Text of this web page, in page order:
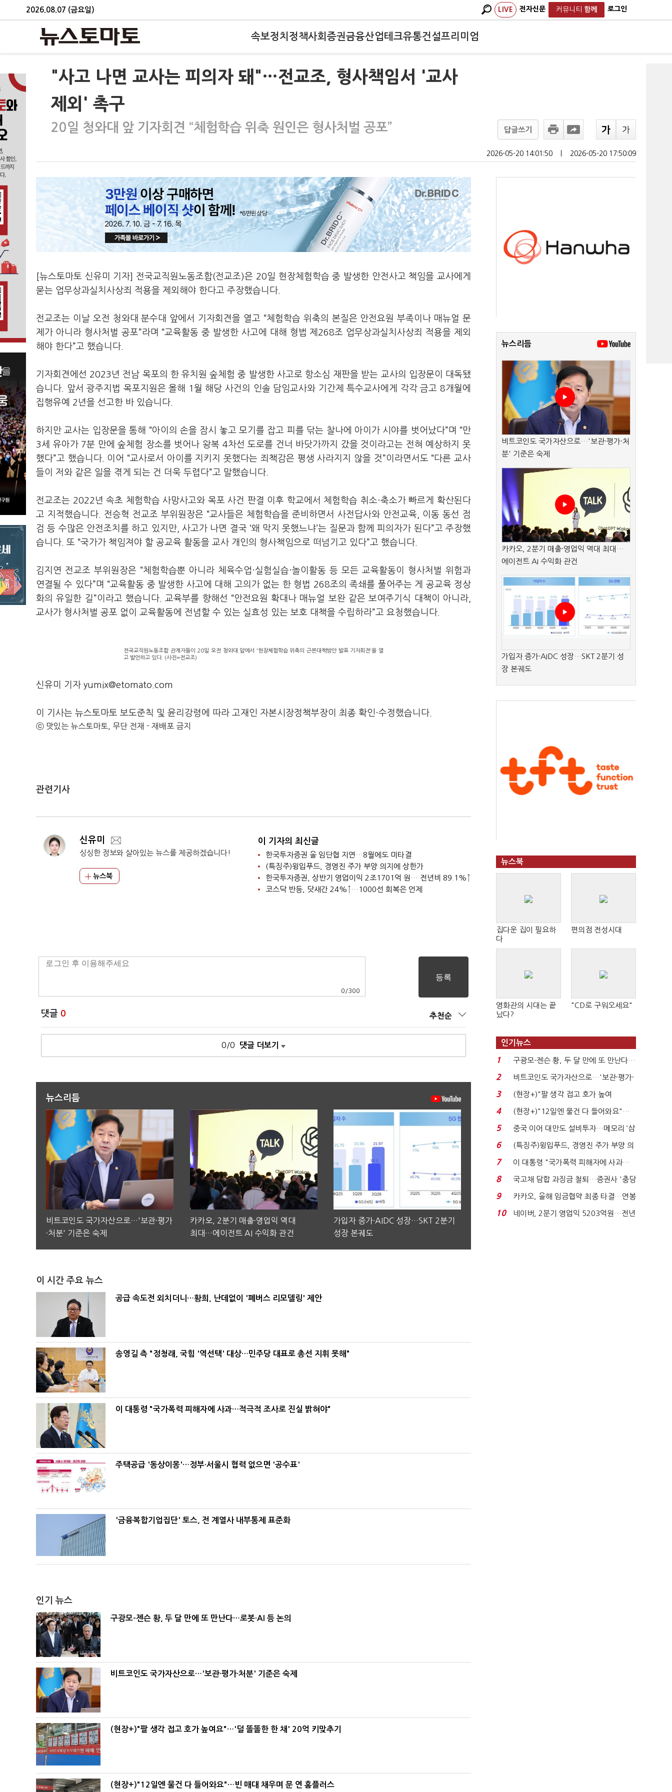
2026.08.07 (금요일) LIVE 전자신문 커뮤니티 함께 로그인
속보정치 정책사회 증권금융산업테크유통건설프리미엄
"사고 나면 교사는 피의자 돼"…전교조, 형사책임서 '교사
제외' 촉구
20일 청와대 앞 기자회견 “체험학습 위축 원인은 형사처벌 공포” 답글쓰기
2026-05-20 14:01:50 2026-05-20 17:50:09
[뉴스토마토 신유미 기자] 전국교직원노동조합(전교조)은 20일 현장체험학습 중 발생한 안전사고 책임을 교사에게
묻는 업무상과실치사상죄 적용을 제외해야 한다고 주장했습니다.
전교조는 이날 오전 청와대 분수대 앞에서 기자회견을 열고 “체험학습 위축의 본질은 안전요원 부족이나 매뉴얼 문
제가 아니라 형사처벌 공포”라며 “교육활동 중 발생한 사고에 대해 형법 제268조 업무상과실치사상죄 적용을 제외
해야 한다”고 했습니다.
기자회견에선 2023년 전남 목포의 한 유치원 숲체험 중 발생한 사고로 항소심 재판을 받는 교사의 입장문이 대독됐
습니다. 앞서 광주지법 목포지원은 올해 1월 해당 사건의 인솔 담임교사와 기간제 특수교사에게 각각 금고 8개월에
집행유예 2년을 선고한 바 있습니다.
하지만 교사는 입장문을 통해 “아이의 손을 잠시 놓고 모기를 잡고 피를 닦는 찰나에 아이가 시야를 벗어났다”며 “만
3세 유아가 7분 만에 숲체험 장소를 벗어나 왕복 4차선 도로를 건너 바닷가까지 갔을 것이라고는 전혀 예상하지 못
했다”고 했습니다. 이어 “교사로서 아이를 지키지 못했다는 죄책감은 평생 사라지지 않을 것”이라면서도 “다른 교사
들이 저와 같은 일을 겪게 되는 건 더욱 두렵다”고 말했습니다.
전교조는 2022년 속초 체험학습 사망사고와 목포 사건 판결 이후 학교에서 체험학습 취소·축소가 빠르게 확산된다
고 지적했습니다. 전승혁 전교조 부위원장은 “교사들은 체험학습을 준비하면서 사전답사와 안전교육, 이동 동선 점
검 등 수많은 안전조치를 하고 있지만, 사고가 나면 결국 ‘왜 막지 못했느냐’는 질문과 함께 피의자가 된다”고 주장했
습니다. 또 “국가가 책임져야 할 공교육 활동을 교사 개인의 형사책임으로 떠넘기고 있다”고 했습니다.
김지연 전교조 부위원장은 “체험학습뿐 아니라 체육수업·실험실습·놀이활동 등 모든 교육활동이 형사처벌 위험과
연결될 수 있다”며 “교육활동 중 발생한 사고에 대해 고의가 없는 한 형법 268조의 족쇄를 풀어주는 게 공교육 정상
화의 유일한 길”이라고 했습니다. 교육부를 향해선 “안전요원 확대나 매뉴얼 보완 같은 보여주기식 대책이 아니라,
교사가 형사처벌 공포 없이 교육활동에 전념할 수 있는 실효성 있는 보호 대책을 수립하라”고 요청했습니다.
전국교직원노동조합 관계자들이 20일 오전 청와대 앞에서 '현장체험학습 위축의 근본대책방안 발표 기자회견'을 열
고 발언하고 있다. (사진=전교조)
신유미 기자 yumix@etomato.com
이 기사는 뉴스토마토 보도준칙 및 윤리강령에 따라 고재인 자본시장정책부장이 최종 확인·수정했습니다.
ⓒ 맛있는 뉴스토마토, 무단 전재 - 재배포 금지
관련기사
신유미
싱싱한 정보와 살아있는 뉴스를 제공하겠습니다!
뉴스북
이 기자의 최신글
한국투자증권 올 임단협 지연…8월에도 미타결
(특징주)윙입푸드, 경영진 주가 부양 의지에 상한가
한국투자증권, 상반기 영업이익 2조1701억 원… 전년비 89.1%↑
코스닥 반등, 닷새간 24%↑…1000선 회복은 언제
0 /300
댓글 0 추천순
0/0 댓글 더보기
뉴스리듬
비트코인도 국가자산으로…'보관·평가
·처분' 기준은 숙제
카카오, 2분기 매출·영업익 역대
최대…에이전트 AI 수익화 관건
가입자 증가·AIDC 성장…SKT 2분기
성장 본궤도
이 시간 주요 뉴스
공급 속도전 외치더니…황희, 난데없이 '폐버스 리모델링' 제안
송영길 측 "정청래, 국힘 '역선택' 대상…민주당 대표로 총선 지휘 못해"
이 대통령 "국가폭력 피해자에 사과…적극적 조사로 진실 밝혀야"
주택공급 '동상이몽'…정부·서울시 협력 없으면 '공수표'
'금융복합기업집단' 토스, 전 계열사 내부통제 표준화
인기 뉴스
구광모-젠슨 황, 두 달 만에 또 만난다…로봇·AI 등 논의
비트코인도 국가자산으로…'보관·평가·처분' 기준은 숙제
(현장+)"팔 생각 접고 호가 높여요"…'덜 똘똘한 한 채' 20억 키맞추기
(현장+)"12일엔 물건 다 들어와요"…빈 매대 채우며 문 연 홈플러스
뉴스리듬
비트코인도 국가자산으로…'보관·평가·처
분' 기준은 숙제
카카오, 2분기 매출·영업익 역대 최대…
에이전트 AI 수익화 관건
가입자 증가·AIDC 성장…SKT 2분기 성
장 본궤도
뉴스북
집다운 집이 필요하
다
편의점 전성시대
영화관의 시대는 끝
났다?
"CD로 구워오세요"
인기뉴스
1
구광모-젠슨 황, 두 달 만에 또 만난다…
로봇·AI 등 논...
2
비트코인도 국가자산으로…'보관·평가·
처분' 기준은 ...
3
(현장+)"팔 생각 접고 호가 높여
요"…'덜 똘똘한 한 채' 20...
4
(현장+)"12일엔 물건 다 들어와요"…
빈 매대 채우며 문 연 ...
5
중국 이어 대만도 설비투자…메모리 ‘삼
국전쟁’
6
(특징주)윙입푸드, 경영진 주가 부양 의
지에 상한가...
7
이 대통령 "국가폭력 피해자에 사과…
적극적 조사로 진...
8
국고채 담합 과징금 철퇴…증권사 '충당
금 폭탄' 우려...
9
카카오, 올해 임금협약 최종 타결…연봉
6.3% 인상·격려...
10
네이버, 2분기 영업익 5203억원…전년